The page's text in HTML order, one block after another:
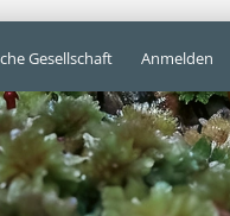
Gesellschaft Anmelden